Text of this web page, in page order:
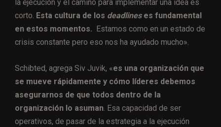
la ejecución y el camino para implementar una idea es
corto. Esta cultura de los deadlineses fundamental
en estos momentos. Estamos como en un estado de
crisis constante pero eso nos ha ayudado mucho».
Schibted, agrega Siv Juvik, «es una organización que
se mueve rápidamente y cómo líderes debemos
asegurarnos de que todos dentro de la
organización lo asuman. Esa capacidad de ser
operativos, de pasar de la estrategia a la ejecución